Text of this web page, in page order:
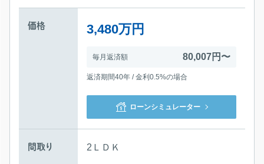
価格 3,480万円
毎月返済額 80,007円〜
返済期間40年 / 金利0.5%の場合
ローンシミュレーター
間取り 2ＬＤＫ